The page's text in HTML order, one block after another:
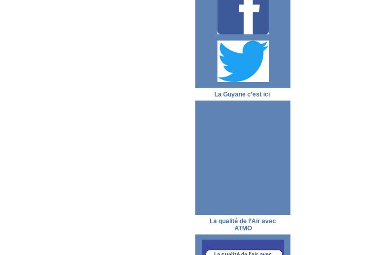
La Guyane c’est ici
La qualité de l’Air avec
ATMO